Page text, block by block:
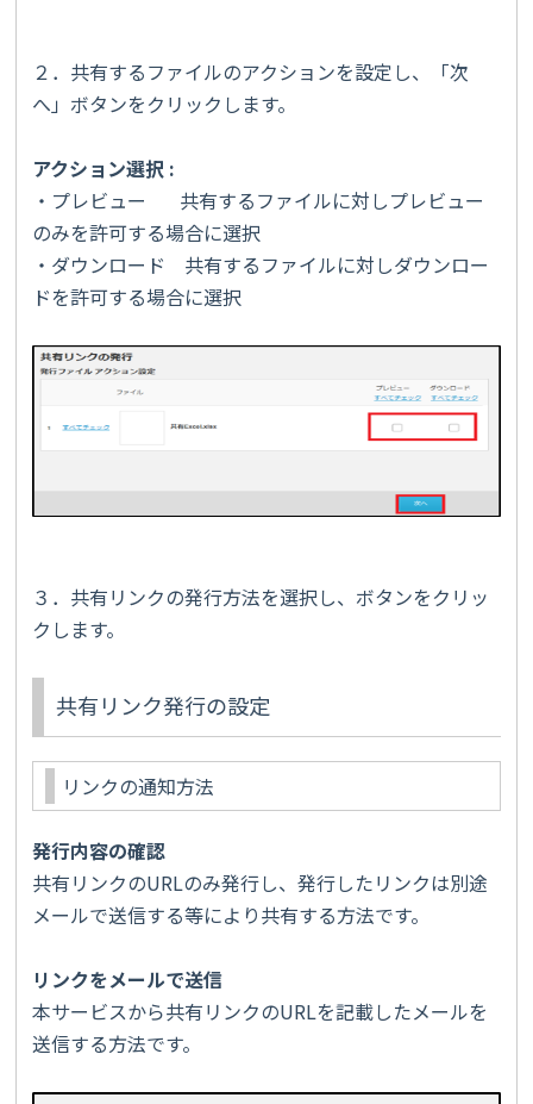
２．共有するファイルのアクションを設定し、「次
へ」ボタンをクリックします。
アクション選択 :
・プレビュー 共有するファイルに対しプレビュー
のみを許可する場合に選択
・ダウンロード 共有するファイルに対しダウンロー
ドを許可する場合に選択
３．共有リンクの発行方法を選択し、ボタンをクリッ
クします。
共有リンク発行の設定
リンクの通知方法
発行内容の確認
共有リンクのURLのみ発行し、発行したリンクは別途
メールで送信する等により共有する方法です。
リンクをメールで送信
本サービスから共有リンクのURLを記載したメールを
送信する方法です。